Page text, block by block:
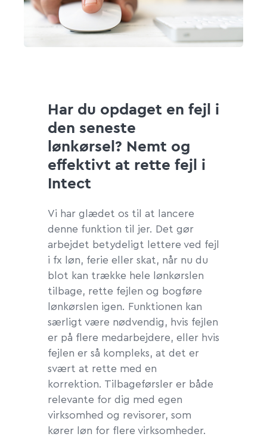
Har du opdaget en fejl i
den seneste
lønkørsel? Nemt og
effektivt at rette fejl i
Intect
Vi har glædet os til at lancere
denne funktion til jer. Det gør
arbejdet betydeligt lettere ved fejl
i fx løn, ferie eller skat, når nu du
blot kan trække hele lønkørslen
tilbage, rette fejlen og bogføre
lønkørslen igen. Funktionen kan
særligt være nødvendig, hvis fejlen
er på flere medarbejdere, eller hvis
fejlen er så kompleks, at det er
svært at rette med en
korrektion. Tilbageførsler er både
relevante for dig med egen
virksomhed og revisorer, som
kører løn for flere virksomheder.